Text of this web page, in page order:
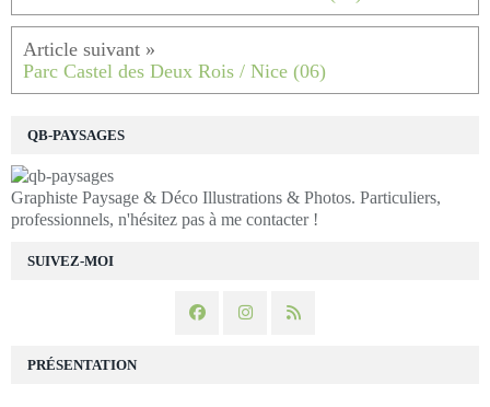
Parc Castel des Deux Rois / Nice (06)
SUIVEZ-MOI
QB-PAYSAGES
Graphiste Paysage & Déco Illustrations & Photos. Particuliers,
professionnels, n'hésitez pas à me contacter !
PRÉSENTATION